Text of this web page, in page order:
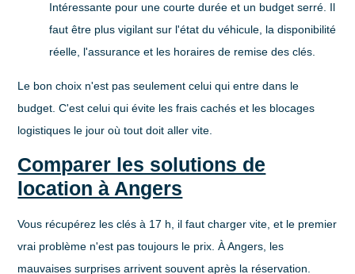
Intéressante pour une courte durée et un budget serré. Il
faut être plus vigilant sur l'état du véhicule, la disponibilité
réelle, l'assurance et les horaires de remise des clés.
Le bon choix n'est pas seulement celui qui entre dans le
budget. C'est celui qui évite les frais cachés et les blocages
logistiques le jour où tout doit aller vite.
Comparer les solutions de
location à Angers
Vous récupérez les clés à 17 h, il faut charger vite, et le premier
vrai problème n'est pas toujours le prix. À Angers, les
mauvaises surprises arrivent souvent après la réservation.